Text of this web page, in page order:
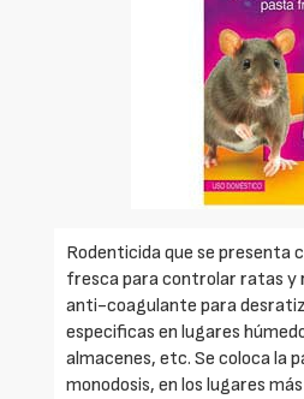
Rodenticida que se presenta
fresca para controlar ratas y
anti-coagulante para
especificas en lugares
almacenes, etc. Se coloca la
monodosis, en los lugares